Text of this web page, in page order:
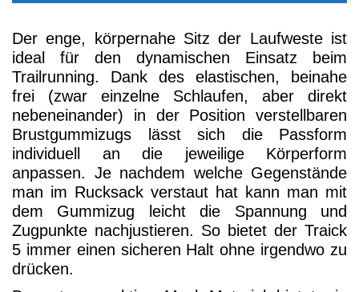
wichtigen Dinge während des Laufs ohne das
herumwackelt oder herausfallen könnte. Im
Gegensatz zu meinen anderen Rucksäcken bei
denen mein Handy (Xiaomi Redmi Note 12 inkl.
Hülle) entweder gar nicht oder nur mit Mühe in
die vorderen Reißverschlusstaschen passt,
macht Deuter die beiden Taschen groß genug
das es auch ohne zerren und drücken geht.
Die Softflaschen können bei bedarf zusätzlich
mit Haltegummis gesichert werden, obwohl sie
auch ohne Sicherung ziemlich sicher sitzen.
Die Laufstöcke lassen sich ebenfalls mühelos
ohne viel gefummel an den dafür vorgesehenen
Schlaufen befestigen.